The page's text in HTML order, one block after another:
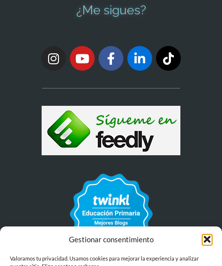
Gestionar consentimiento
Valoramos tu privacidad. Usamos cookies para mejorar la experiencia y analizar
¿Me sigues?